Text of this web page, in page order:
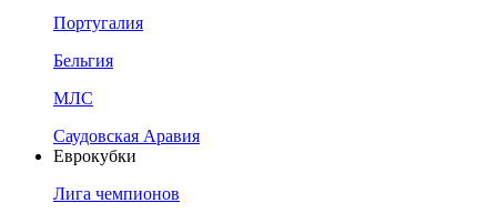
Португалия
Бельгия
МЛС
Саудовская Аравия
Еврокубки
Лига чемпионов